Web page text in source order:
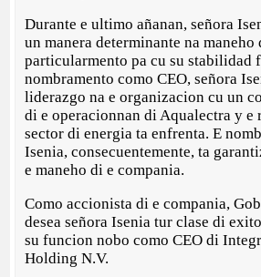
Durante e ultimo añanan, señora
un manera determinante na
particularmento pa cu su stabilidad
nombramento como CEO, señora
liderazgo na e organizacion cu un
di e operacionnan di Aqualectra y e
sector di energia ta enfrenta. E
Isenia, consecuentemente, ta
e maneho di e compania.
Como accionista di e compania,
desea señora Isenia tur clase di
su funcion nobo como CEO di
Holding N.V.